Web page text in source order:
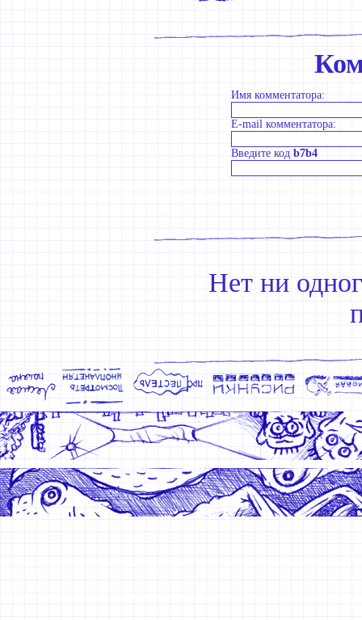
Имя комментатора:
E-mail комментатора:
Введите код b7b4
Нет ни